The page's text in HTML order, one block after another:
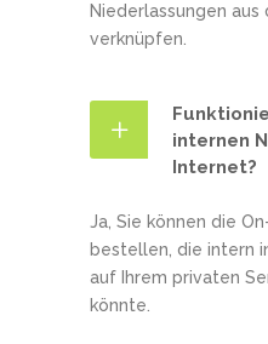
Niederlassungen
verknüpfen.
internen
Internet?
Ja, Sie können die
bestellen, die intern
auf Ihrem privaten
könnte.